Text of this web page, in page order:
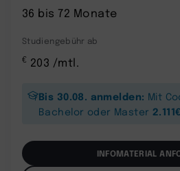
36 bis 72 Monate
Studiengebühr ab
€ 203 /mtl.
Bis 30.08. anmelden: Mit
Bachelor oder Master
INFOMATERIAL